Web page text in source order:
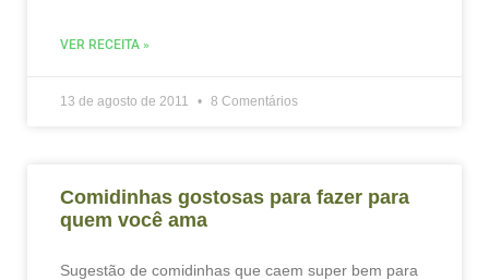
VER RECEITA »
13 de agosto de 2011 8 Comentários
Comidinhas gostosas para fazer para
quem você ama
Sugestão de comidinhas que caem super bem para